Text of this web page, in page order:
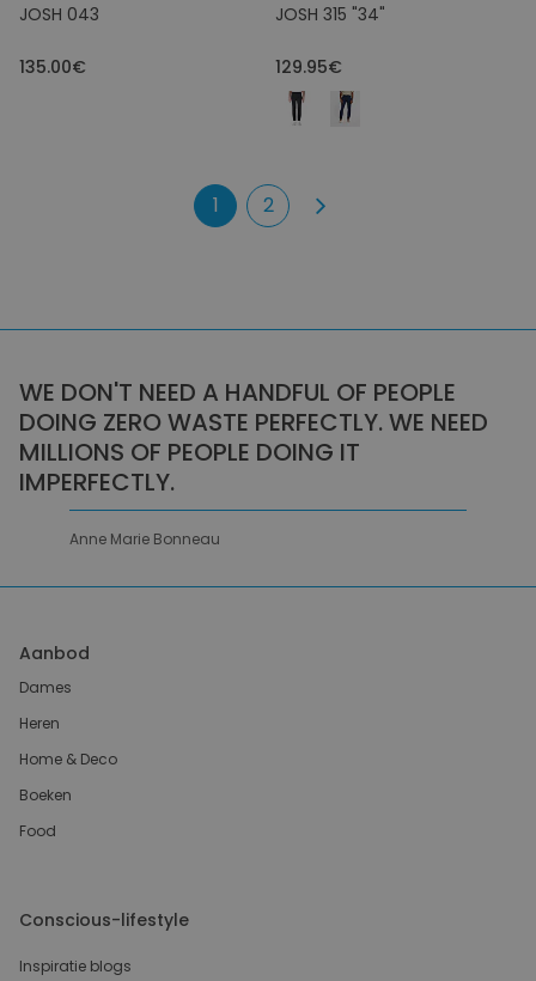
JOSH 043
135.00€
JOSH 315 "34"
129.95€
1 2
WE DON'T NEED A HANDFUL OF PEOPLE
DOING ZERO WASTE PERFECTLY. WE NEED
MILLIONS OF PEOPLE DOING IT
IMPERFECTLY.
Anne Marie Bonneau
Aanbod
Dames
Heren
Home & Deco
Boeken
Food
Conscious-lifestyle
Inspiratie blogs